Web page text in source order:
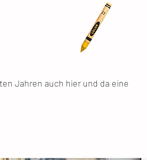
Jahren auch hier und da eine